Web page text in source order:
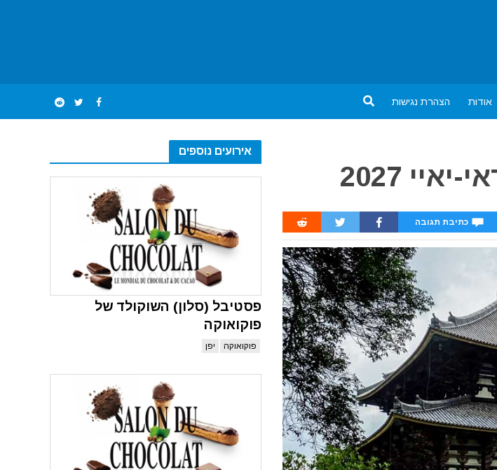
אודות הצהרת נגישות
אירועים נוספים
פסטיבל (סלון) השוקולד של
פוקואוקה
פוקואוקה יפן
2027
כתיבת תגובה